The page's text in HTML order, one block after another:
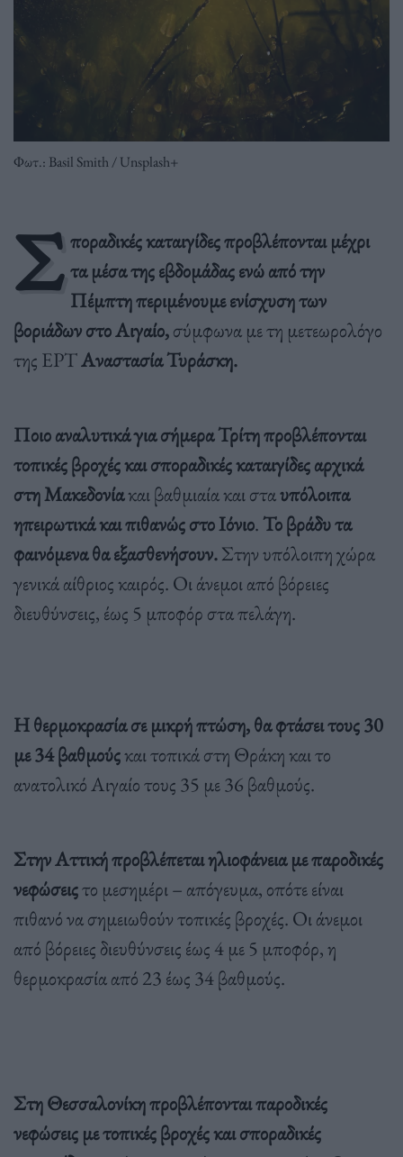
Φωτ.: Basil Smith / Unsplash+
Σ ποραδικές καταιγίδες προβλέπονται μέχρι
τα μέσα της εβδομάδας ενώ από την
Πέμπτη περιμένουμε ενίσχυση των
βοριάδων στο Αιγαίο,σύμφωνα με τη μετεωρολόγο
της ΕΡΤΑναστασία Τυράσκη.
Ποιο αναλυτικά για σήμερα Τρίτη προβλέπονται
τοπικές βροχές και σποραδικές καταιγίδες αρχικά
στη Μακεδονίακαι βαθμιαία και σταυπόλοιπα
ηπειρωτικά και πιθανώς στο Ιόνιο. Το βράδυ τα
φαινόμενα θα εξασθενήσουν.Στην υπόλοιπη χώρα
γενικά αίθριος καιρός. Οι άνεμοι από βόρειες
διευθύνσεις, έως 5 μποφόρ στα πελάγη.
Η θερμοκρασία σε μικρή πτώση, θα φτάσει τους 30
με 34 βαθμούςκαι τοπικά στη Θράκη και το
ανατολικό Αιγαίο τους 35 με 36 βαθμούς.
Στην Αττικήπροβλέπεται ηλιοφάνεια με παροδικές
νεφώσειςτο μεσημέρι – απόγευμα, οπότε είναι
πιθανό να σημειωθούν τοπικές βροχές. Οι άνεμοι
από βόρειες διευθύνσεις έως 4 με 5 μποφόρ, η
θερμοκρασία από 23 έως 34 βαθμούς.
Στη Θεσσαλονίκη προβλέπονται παροδικές
νεφώσεις με τοπικές βροχές και σποραδικές